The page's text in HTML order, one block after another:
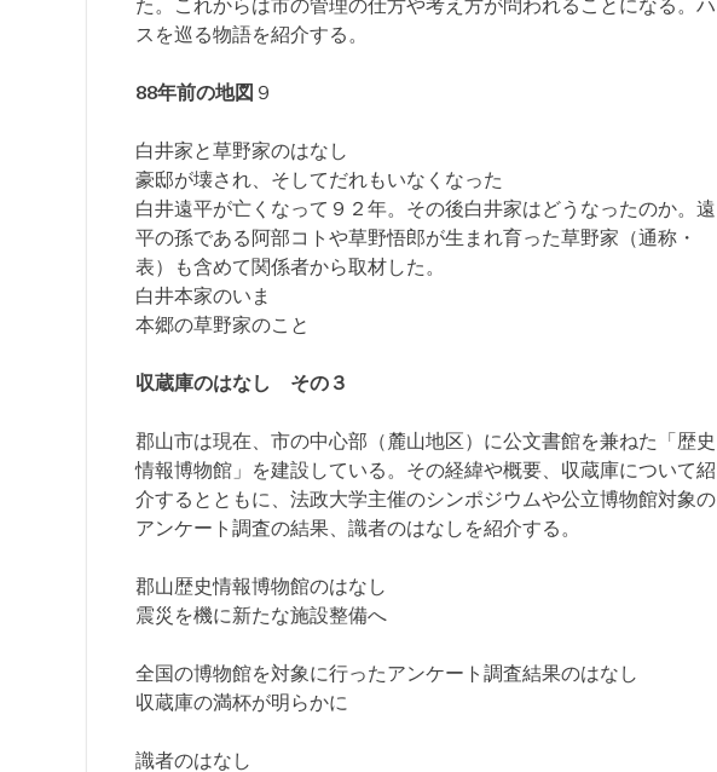
スを巡る物語を紹介する。
88年前の地図 ９
白井家と草野家のはなし
豪邸が壊され、そしてだれもいなくなった
白井遠平が亡くなって９２年。その後白井家はどうなったのか。遠
平の孫である阿部コトや草野悟郎が生まれ育った草野家（通称・
表）も含めて関係者から取材した。
白井本家のいま
本郷の草野家のこと
収蔵庫のはなし その３
郡山市は現在、市の中心部（麓山地区）に公文書館を兼ねた「歴史
情報博物館」を建設している。その経緯や概要、収蔵庫について紹
介するとともに、法政大学主催のシンポジウムや公立博物館対象の
アンケート調査の結果、識者のはなしを紹介する。
郡山歴史情報博物館のはなし
震災を機に新たな施設整備へ
全国の博物館を対象に行ったアンケート調査結果のはなし
収蔵庫の満杯が明らかに
識者のはなし